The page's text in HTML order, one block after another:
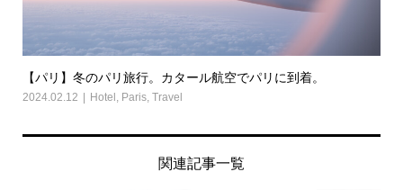
【パリ】冬のパリ旅行。カタール航空でパリに到着。
2024.02.12 Hotel , Paris, Travel
関連記事一覧